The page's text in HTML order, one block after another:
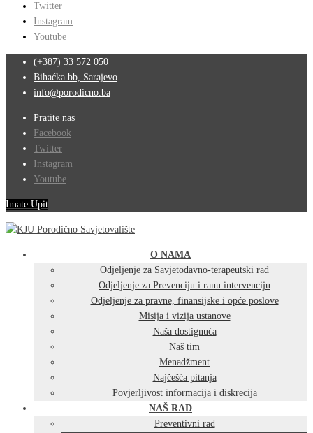
Twitter
Instagram
Youtube
(+387) 33 572 050
Bihaćka bb, Sarajevo
info@porodicno.ba
Pratite nas
Facebook
Twitter
Instagram
Youtube
Imate Upit
O NAMA
Odjeljenje za Savjetodavno-terapeutski rad
Odjeljenje za Prevenciju i ranu intervenciju
Odjeljenje za pravne, finansijske i opće poslove
Misija i vizija ustanove
Naša dostignuća
Naš tim
Menadžment
Najčešća pitanja
Povjerljivost informacija i diskrecija
NAŠ RAD
Preventivni rad